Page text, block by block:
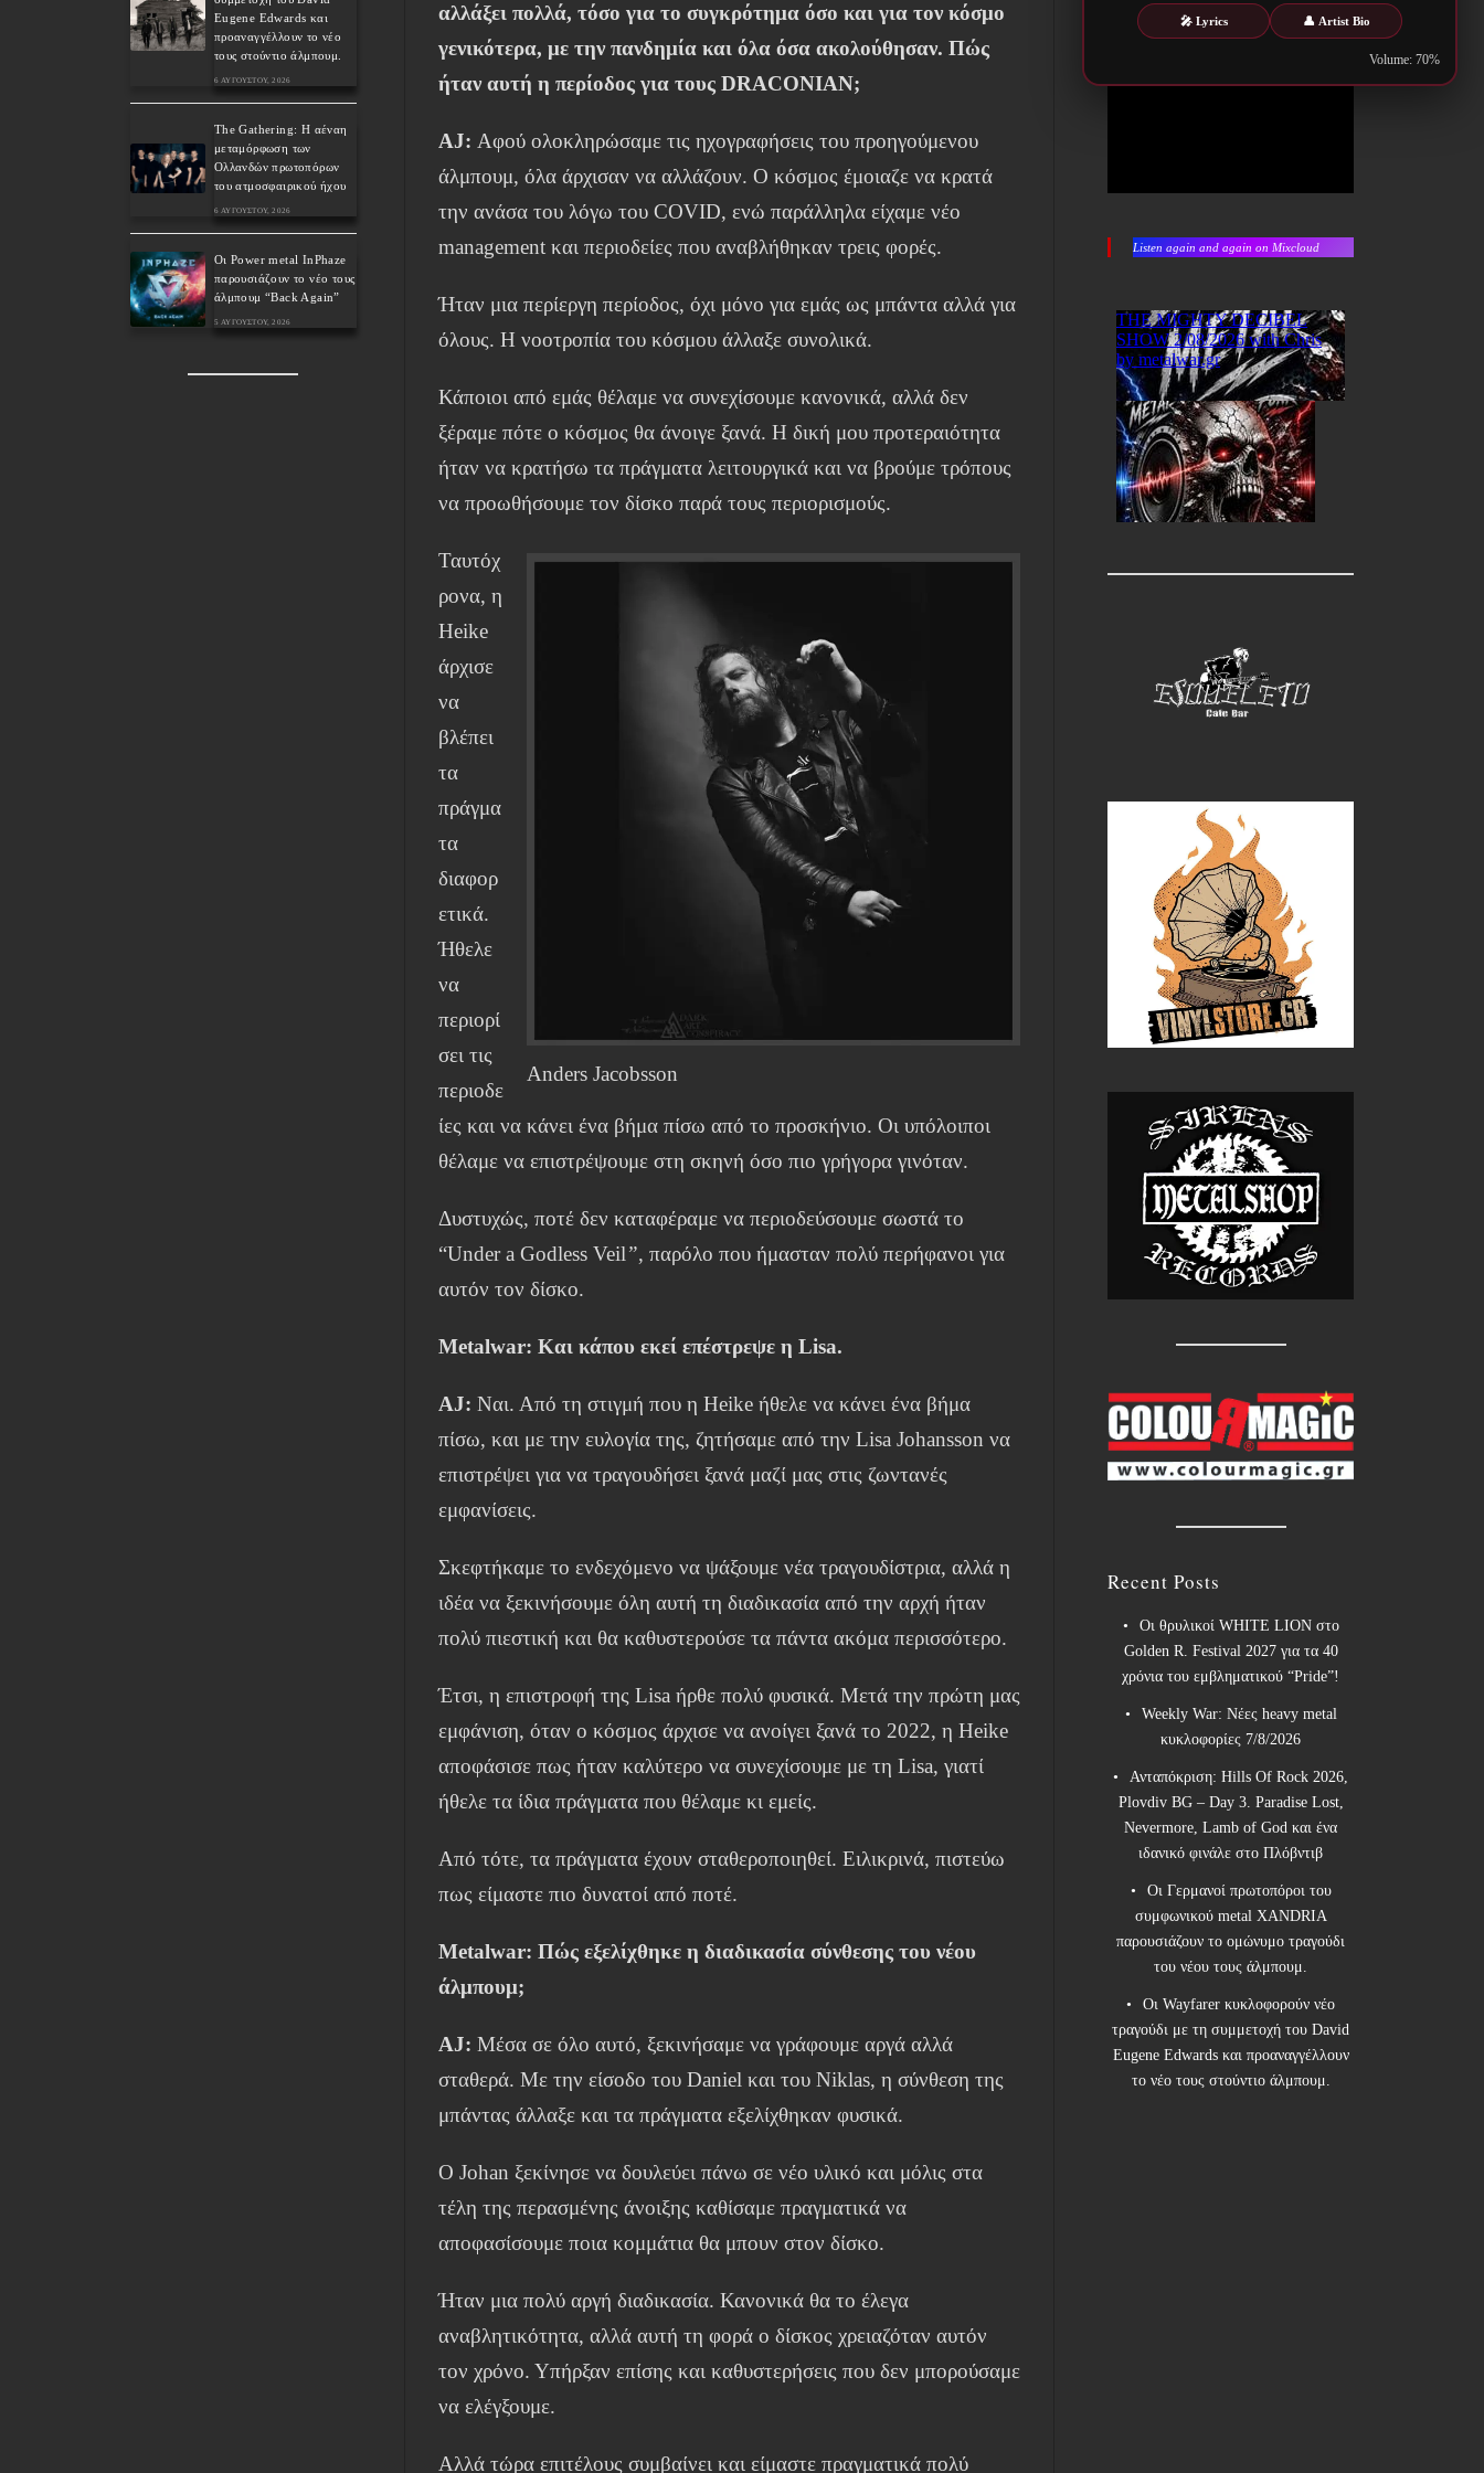
🎤 Lyrics 👤 Artist Bio
Volume: 70%
αλλάξει πολλά, τόσο για το συγκρότημα όσο και για τον κόσμο
γενικότερα, με την πανδημία και όλα όσα ακολούθησαν. Πώς
ήταν αυτή η περίοδος για τουςDRACONIAN;
AJ: Αφού ολοκληρώσαμε τις ηχογραφήσεις του προηγούμενου
άλμπουμ, όλα άρχισαν να αλλάζουν. Ο κόσμος έμοιαζε να κρατά
την ανάσα του λόγω του COVID, ενώ παράλληλα είχαμε νέο
management και περιοδείες που αναβλήθηκαν τρεις φορές.
Ήταν μια περίεργη περίοδος, όχι μόνο για εμάς ως μπάντα αλλά για
όλους. Η νοοτροπία του κόσμου άλλαξε συνολικά.
Κάποιοι από εμάς θέλαμε να συνεχίσουμε κανονικά, αλλά δεν
ξέραμε πότε ο κόσμος θα άνοιγε ξανά. Η δική μου προτεραιότητα
ήταν να κρατήσω τα πράγματα λειτουργικά και να βρούμε τρόπους
να προωθήσουμε τον δίσκο παρά τους περιορισμούς.
Anders Jacobsson
Ταυτόχ
ρονα, η
Heike
άρχισε
να
βλέπει
τα
πράγμα
τα
διαφορ
ετικά.
Ήθελε
να
περιορί
σει τις
περιοδε
ίες και να κάνει ένα βήμα πίσω από το προσκήνιο. Οι υπόλοιποι
θέλαμε να επιστρέψουμε στη σκηνή όσο πιο γρήγορα γινόταν.
Δυστυχώς, ποτέ δεν καταφέραμε να περιοδεύσουμε σωστά το
“Under a Godless Veil”, παρόλο που ήμασταν πολύ περήφανοι για
αυτόν τον δίσκο.
Metalwar: Και κάπου εκεί επέστρεψε η Lisa.
AJ: Ναι. Από τη στιγμή που η Heike ήθελε να κάνει ένα βήμα
πίσω, και με την ευλογία της, ζητήσαμε από την Lisa Johansson να
επιστρέψει για να τραγουδήσει ξανά μαζί μας στις ζωντανές
εμφανίσεις.
Σκεφτήκαμε το ενδεχόμενο να ψάξουμε νέα τραγουδίστρια, αλλά η
ιδέα να ξεκινήσουμε όλη αυτή τη διαδικασία από την αρχή ήταν
πολύ πιεστική και θα καθυστερούσε τα πάντα ακόμα περισσότερο.
Έτσι, η επιστροφή της Lisa ήρθε πολύ φυσικά. Μετά την πρώτη μας
εμφάνιση, όταν ο κόσμος άρχισε να ανοίγει ξανά το 2022, η Heike
αποφάσισε πως ήταν καλύτερο να συνεχίσουμε με τη Lisa, γιατί
ήθελε τα ίδια πράγματα που θέλαμε κι εμείς.
Από τότε, τα πράγματα έχουν σταθεροποιηθεί. Ειλικρινά, πιστεύω
πως είμαστε πιο δυνατοί από ποτέ.
Metalwar: Πώς εξελίχθηκε η διαδικασία σύνθεσης του νέου
άλμπουμ;
AJ: Μέσα σε όλο αυτό, ξεκινήσαμε να γράφουμε αργά αλλά
σταθερά. Με την είσοδο του Daniel και του Niklas, η σύνθεση της
μπάντας άλλαξε και τα πράγματα εξελίχθηκαν φυσικά.
Ο Johan ξεκίνησε να δουλεύει πάνω σε νέο υλικό και μόλις στα
τέλη της περασμένης άνοιξης καθίσαμε πραγματικά να
αποφασίσουμε ποια κομμάτια θα μπουν στον δίσκο.
Ήταν μια πολύ αργή διαδικασία. Κανονικά θα το έλεγα
αναβλητικότητα, αλλά αυτή τη φορά ο δίσκος χρειαζόταν αυτόν
τον χρόνο. Υπήρξαν επίσης και καθυστερήσεις που δεν μπορούσαμε
να ελέγξουμε.
Αλλά τώρα επιτέλους συμβαίνει και είμαστε πραγματικά πολύ
Eugene Edwards και
προαναγγέλλουν το νέο
τους στούντιο άλμπουμ.
6 ΑΥΓΟΎΣΤΟΥ, 2026
The Gathering: Η αέναη
μεταμόρφωση των
Ολλανδών πρωτοπόρων
του ατμοσφαιρικού ήχου
6 ΑΥΓΟΎΣΤΟΥ, 2026
Οι Power metal InPhaze
παρουσιάζουν το νέο τους
άλμπουμ “Back Again”
5 ΑΥΓΟΎΣΤΟΥ, 2026
Listen again and again on Mixcloud
Recent Posts
Οι θρυλικοί WHITE LION στο
Golden R. Festival 2027 για τα 40
χρόνια του εμβληματικού “Pride”!
Weekly War: Νέες heavy metal
κυκλοφορίες 7/8/2026
Ανταπόκριση: Hills Of Rock 2026,
Plovdiv BG – Day 3. Paradise Lost,
Nevermore, Lamb of God και ένα
ιδανικό φινάλε στο Πλόβντιβ
Οι Γερμανοί πρωτοπόροι του
συμφωνικού metal XANDRIA
παρουσιάζουν το ομώνυμο τραγούδι
του νέου τους άλμπουμ.
Οι Wayfarer κυκλοφορούν νέο
τραγούδι με τη συμμετοχή του David
Eugene Edwards και προαναγγέλλουν
το νέο τους στούντιο άλμπουμ.